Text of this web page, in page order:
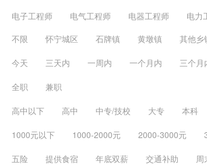
酒店餐饮 金融保险 高级管理 物流贸
翻译法律 轻工工艺 化工制药 摄影影
电子工程师 电气工程师 电器工程师 电力
DSP/底层软件开发
电路(布线)设计 智能大厦/
不限 怀宁城区 石牌镇 黄墩镇
其他乡
今天 三天内 一周内 一个月内
三个月
全职
兼职
高中以下 高中 中专/技校 大专 本科
1000元以下 1000-2000元 2000-3000元
五险 提供食宿 年底双薪 交通补助 周